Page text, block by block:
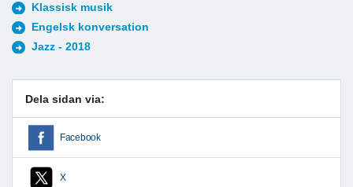
Klassisk musik
Engelsk konversation
Jazz - 2018
Dela sidan via:
Facebook
X